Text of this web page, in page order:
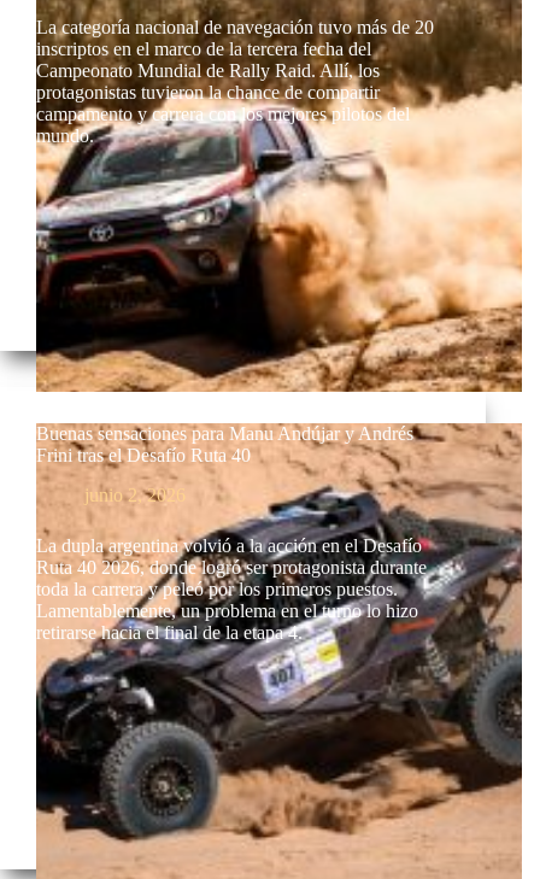
La categoría nacional de navegación tuvo más de 20
inscriptos en el marco de la tercera fecha del
Campeonato Mundial de Rally Raid. Allí, los
protagonistas tuvieron la chance de compartir
campamento y carrera con los mejores pilotos del
mundo.
Buenas sensaciones para Manu Andújar y Andrés
Frini tras el Desafío Ruta 40
junio 2, 2026
La dupla argentina volvió a la acción en el Desafío
Ruta 40 2026, donde logró ser protagonista durante
toda la carrera y peleó por los primeros puestos.
Lamentablemente, un problema en el turno lo hizo
retirarse hacia el final de la etapa 4.